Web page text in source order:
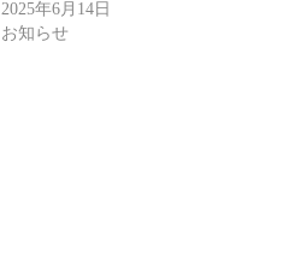
2025年6月14日
お知らせ